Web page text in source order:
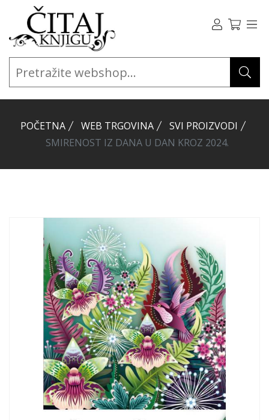
POČETNA WEB TRGOVINA
SVI PROIZVODI
SMIRENOST IZ DANA U DAN KROZ 2024.